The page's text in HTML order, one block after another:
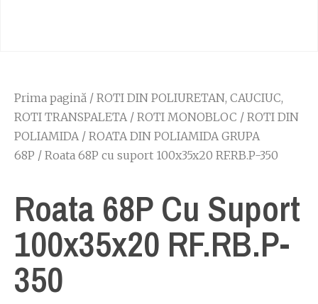
Prima pagină / ROTI DIN POLIURETAN, CAUCIUC,
ROTI TRANSPALETA/ ROTI MONOBLOC / ROTI DIN
POLIAMIDA/ ROATA DIN POLIAMIDA GRUPA
68P / Roata 68P cu suport 100x35x20 RF.RB.P-350
Roata 68P Cu Suport
100x35x20 RF.RB.P-
350